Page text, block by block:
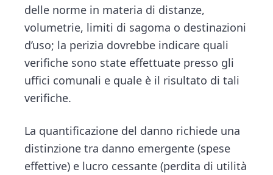
delle norme in materia di distanze,
volumetrie, limiti di sagoma o destinazioni
d’uso; la perizia dovrebbe indicare quali
verifiche sono state effettuate presso gli
uffici comunali e quale è il risultato di tali
verifiche.
La quantificazione del danno richiede una
distinzione tra danno emergente (spese
effettive) e lucro cessante (perdita di utilità